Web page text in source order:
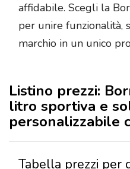
affidabile. Scegli la
per unire funzionalità,
marchio in un unico
Listino prezzi:
litro sportiva e
personalizzabile
Tabella prezzi per